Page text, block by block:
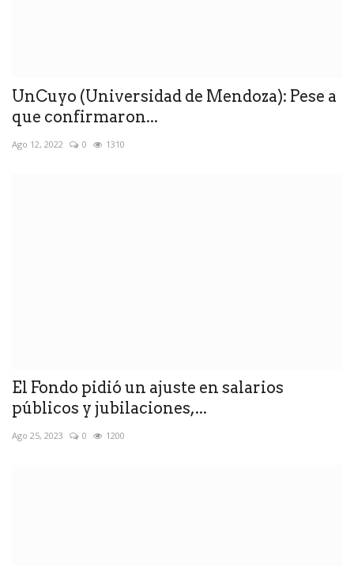
UnCuyo (Universidad de Mendoza): Pese a
que confirmaron...
Ago 12, 2022 0 1310
El Fondo pidió un ajuste en salarios
públicos y jubilaciones,...
Ago 25, 2023 0 1200